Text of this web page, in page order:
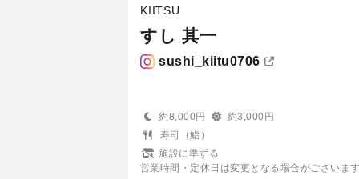
KIITSU
すし 其一
sushi_kiitu0706
約8,000円
約3,000円
寿司（鮨）
施設に準ずる
営業時間・定休日は変更となる場合がございま